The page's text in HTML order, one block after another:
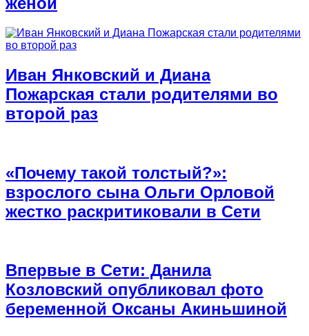
Иван Янковский и Диана
Пожарская стали родителями во
второй раз
«Почему такой толстый?»:
взрослого сына Ольги Орловой
жестко раскритиковали в Сети
Впервые в Сети: Данила
Козловский опубликовал фото
беременной Оксаны Акиньшиной